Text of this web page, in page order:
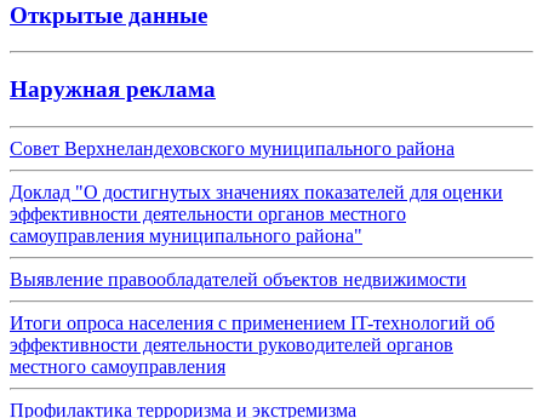
Открытые данные
Наружная реклама
Совет Верхнеландеховского муниципального района
Доклад "О достигнутых значениях показателей для оценки
эффективности деятельности органов местного
самоуправления муниципального района"
Выявление правообладателей объектов недвижимости
Итоги опроса населения с применением IT-технологий об
эффективности деятельности руководителей органов
местного самоуправления
Профилактика терроризма и экстремизма